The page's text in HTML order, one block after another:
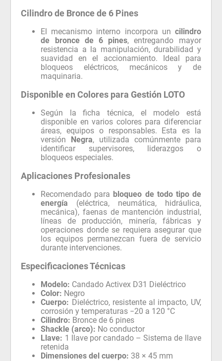
Cilindro de Bronce de 6 Pines
El mecanismo interno incorpora un cilindro
de bronce de 6 pines, entregando mayor
resistencia a la manipulación, durabilidad y
suavidad en el accionamiento. Ideal para
bloqueos eléctricos, mecánicos y de
maquinaria.
Disponible en Colores para Gestión LOTO
Según la ficha técnica, el modelo está
disponible en varios colores para diferenciar
áreas, equipos o responsables. Esta es la
versión Negra, utilizada comúnmente para
identificar supervisores, liderazgos o
bloqueos especiales.
Aplicaciones Profesionales
Recomendado para bloqueo de todo tipo de
energía (eléctrica, neumática, hidráulica,
mecánica), faenas de mantención industrial,
líneas de producción, minería, fábricas y
operaciones donde se requiera asegurar que
los equipos permanezcan fuera de servicio
durante intervenciones.
Especificaciones Técnicas
Modelo: Candado Activex D31 Dieléctrico
Color: Negro
Cuerpo: Dieléctrico, resistente al impacto, UV,
corrosión y temperaturas −20 a 120 °C
Cilindro: Bronce de 6 pines
Shackle (arco): No conductor
Llave: 1 llave por candado – Sistema de llave
retenida
Dimensiones del cuerpo: 38 × 45 mm